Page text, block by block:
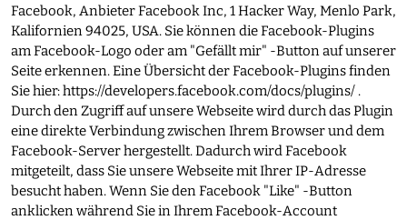
Facebook, Anbieter Facebook Inc, 1 Hacker Way, Menlo Park,
Kalifornien 94025, USA. Sie können die Facebook-Plugins
am Facebook-Logo oder am "Gefällt mir" -Button auf unserer
Seite erkennen. Eine Übersicht der Facebook-Plugins finden
Sie hier:https://developers.facebook.com/docs/plugins/.
Durch den Zugriff auf unsere Webseite wird durch das Plugin
eine direkte Verbindung zwischen Ihrem Browser und dem
Facebook-Server hergestellt. Dadurch wird Facebook
mitgeteilt, dass Sie unsere Webseite mit Ihrer IP-Adresse
besucht haben. Wenn Sie den Facebook "Like" -Button
anklicken während Sie in Ihrem Facebook-Account